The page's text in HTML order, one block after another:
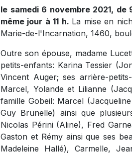
le samedi 6 novembre 2021, de
même jour à 11 h. La mise en
Marie-de-l'Incarnation, 1460,
Outre son épouse, madame
petits-enfants: Karina Tessier
Vincent Auger; ses arrière-
Marcel, Yolande et Lilianne
famille Gobeil: Marcel
Guy Brunelle) ainsi que
Nicolas Périni (Aline), Fred
Gaston et Rémy ainsi que ses
Madeleine Hallé), Carmelle,